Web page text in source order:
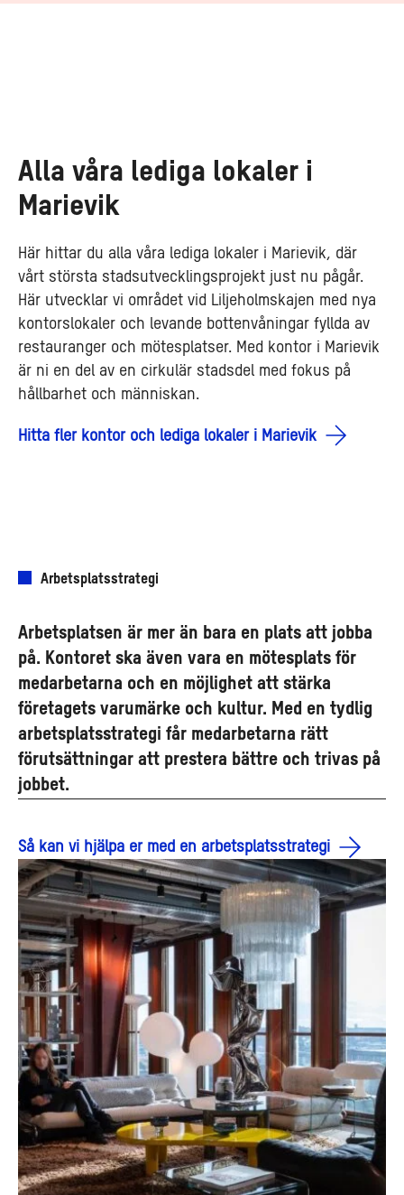
Alla våra lediga lokaler i
Marievik
Här hittar du alla våra lediga lokaler i Marievik, där
vårt största stadsutvecklingsprojekt just nu pågår.
Här utvecklar vi området vid Liljeholmskajen med nya
kontorslokaler och levande bottenvåningar fyllda av
restauranger och mötesplatser. Med kontor i Marievik
är ni en del av en cirkulär stadsdel med fokus på
hållbarhet och människan.
Hitta fler kontor och lediga lokaler i Marievik
Arbetsplatsstrategi
Arbetsplatsen är mer än bara en plats att jobba
på. Kontoret ska även vara en mötesplats för
medarbetarna och en möjlighet att stärka
företagets varumärke och kultur. Med en tydlig
arbetsplatsstrategi får medarbetarna rätt
förutsättningar att prestera bättre och trivas på
jobbet.
Så kan vi hjälpa er med en arbetsplatsstrategi